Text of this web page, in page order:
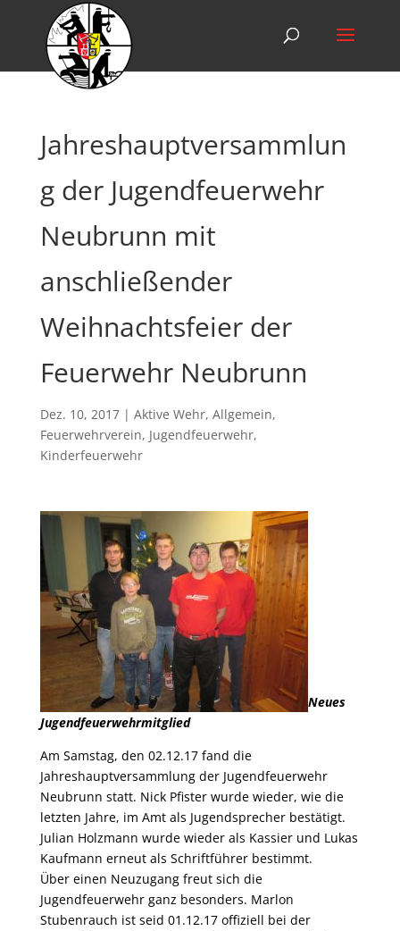
Jahreshauptversammlun
g der Jugendfeuerwehr
Neubrunn mit
anschließender
Weihnachtsfeier der
Feuerwehr Neubrunn
Dez. 10, 2017| Aktive Wehr, Allgemein,
Feuerwehrverein, Jugendfeuerwehr,
Kinderfeuerwehr
Neues
Jugendfeuerwehrmitglied
Am Samstag, den 02.12.17 fand die
Jahreshauptversammlung der Jugendfeuerwehr
Neubrunn statt. Nick Pfister wurde wieder, wie die
letzten Jahre, im Amt als Jugendsprecher bestätigt.
Julian Holzmann wurde wieder als Kassier und Lukas
Kaufmann erneut als Schriftführer bestimmt.
Über einen Neuzugang freut sich die
Jugendfeuerwehr ganz besonders. Marlon
Stubenrauch ist seid 01.12.17 offiziell bei der